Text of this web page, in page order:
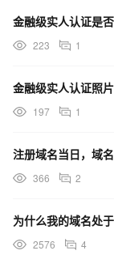
金融级实人认证是
223 1
金融级实人认证照
197 1
注册域名当日，域
366 2
为什么我的域名处
2576 4